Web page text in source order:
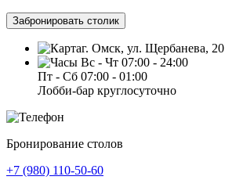
Забронировать столик
г. Омск, ул. Щербанева, 20
Вс - Чт 07:00 - 24:00
Пт - Сб 07:00 - 01:00
Лобби-бар круглосуточно
Бронирование столов
+7 (980) 110-50-60